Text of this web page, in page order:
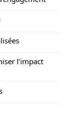
l’impact